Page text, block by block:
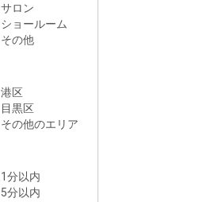
サロン
ショールーム
その他
港区
目黒区
その他のエリア
1分以内
5分以内